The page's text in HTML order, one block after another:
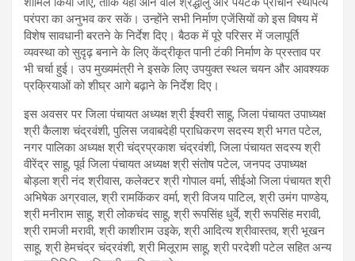
परंपरा का अनुभव कर सकें। उन्होंने सभी निर्माण एजेंसियों को इस विषय में
विशेष सावधानी बरतने के निर्देश दिए। बैठक में पूरे परिसर में जलापूर्ति
व्यवस्था को सुदृढ़ बनाने के लिए केंद्रीकृत पानी टंकी निर्माण के प्रस्ताव पर
भी चर्चा हुई। उप मुख्यमंत्री ने इसके लिए उपयुक्त स्थल चयन और आवश्यक
प्रक्रियाओं को शीघ्र आगे बढ़ाने के निर्देश दिए।
इस अवसर पर जिला पंचायत अध्यक्ष श्री ईश्वरी साहू, जिला पंचायत उपाध्यक्ष
श्री कैलाश चंद्रवंशी, पुलिस जवाबदेही प्राधिकरण सदस्य श्री भगत पटेल,
नगर पालिका अध्यक्ष श्री चंद्रप्रकाश चंद्रवंशी, जिला पंचायत सदस्य श्री
वीरेंद्र साहू, पूर्व जिला पंचायत अध्यक्ष श्री संतोष पटेल, जनपद उपाध्यक्ष
बोड़ला श्री नंद श्रीवास, कलेक्टर श्री गोपाल वर्मा, सीईओ जिला पंचायत श्री
अभिषेक अग्रवाल, श्री रामकिंकर वर्मा, श्री विजय पाटिल, श्री उमंग पाण्डेय,
श्री मनीराम साहू, श्री लोकचंद साहू, श्री रूपसिंह धुर्वे, श्री रूपसिंह मरावी,
श्री रामजी मरावी, श्री काशीराम उइके, श्री आदित्य श्रीवास्तव, श्री भूखन
साहू, श्री हेमचंद्र चंद्रवंशी, श्री मिलूराम साहू, श्री परदेशी पटेल सहित अन्य